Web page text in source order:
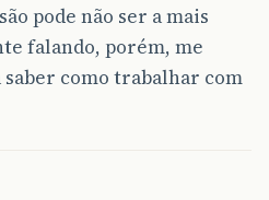
pode não ser a mais
falando, porém, me
saber como trabalhar com